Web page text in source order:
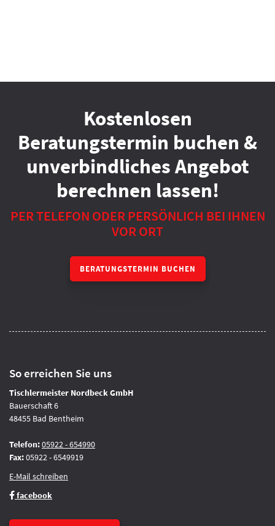
Kostenlosen
Beratungstermin buchen &
unverbindliches Angebot
berechnen lassen!
PER TELEFON ODER PERSÖNLICH BEI IHNEN
VOR ORT
BERATUNGSTERMIN BUCHEN
So erreichen Sie uns
Tischlermeister Nordbeck GmbH
Bauerschaft 6
48455 Bad Bentheim
Telefon:05922 - 654990
Fax:05922 - 6549919
E-Mail schreiben
facebook